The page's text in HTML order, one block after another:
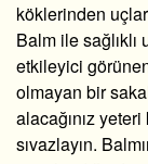
köklerinden
Balm ile
etkileyici
olmayan bir
alacağınız
sıvazlayın.